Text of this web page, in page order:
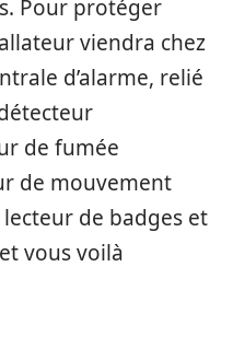
Pour protéger
viendra chez
d’alarme, relié
de fumée
de mouvement
de badges et
vous voilà